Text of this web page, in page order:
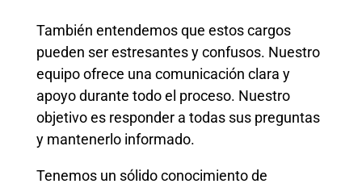
También entendemos que estos cargos
pueden ser estresantes y confusos. Nuestro
equipo ofrece una comunicación clara y
apoyo durante todo el proceso. Nuestro
objetivo es responder a todas sus preguntas
y mantenerlo informado.
Tenemos un sólido conocimiento de